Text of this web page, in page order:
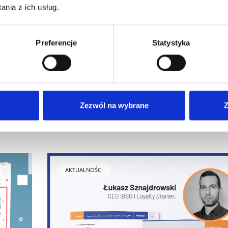
z ich usług.
Preferencje Statystyka
Zezwól na wybrane
Skuteczne marketing i sprzedaż w
Aby przetrwać kryzys i wyjść z niego obronną ręką
przedsiębiorcy szukają najbardziej skutecznych i
sprzedażowych. Nowe wydanie magazynu
zostało w pełni poświęcone tym zagadnieniom.
6 GRUDNIA, 2022
AKTUALNOŚCI